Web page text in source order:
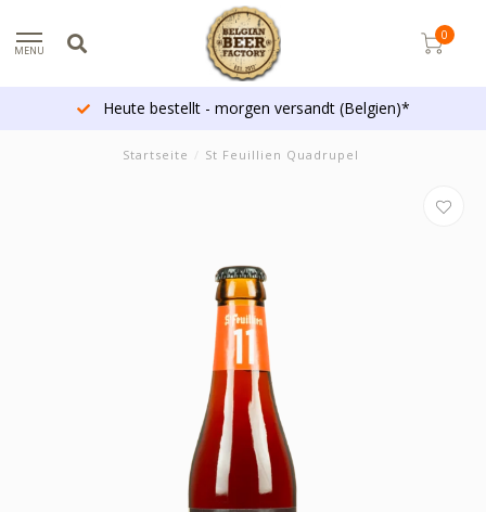
MENU
0
Heute bestellt - morgen versandt (Belgien)*
Startseite / St Feuillien Quadrupel